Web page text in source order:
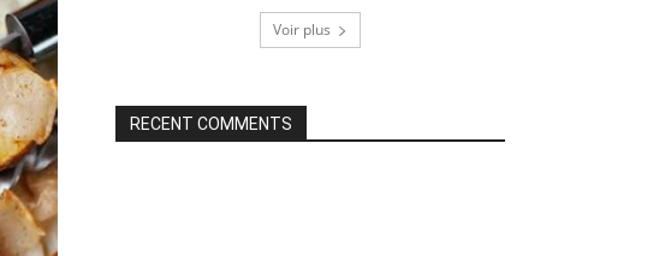
Voir plus
RECENT COMMENTS